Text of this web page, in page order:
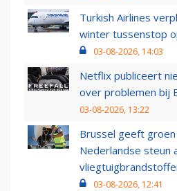
Turkish Airlines
winter tussenstop
03-08-2026, 14:03
Netflix publiceert
over problemen bij
03-08-2026, 13:22
Brussel geeft
Nederlandse steun
03-08-2026, 12:41